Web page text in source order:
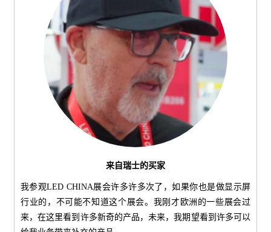
来自瑞士的买家
我参观LED CHINA展会许多许多次了，如果你也是做显示屏
行业的，不可能不知道这个展会。我刚才欧洲的一些展会过
来，在这里看到许多新奇的产品，未来，我期望看到许多可以